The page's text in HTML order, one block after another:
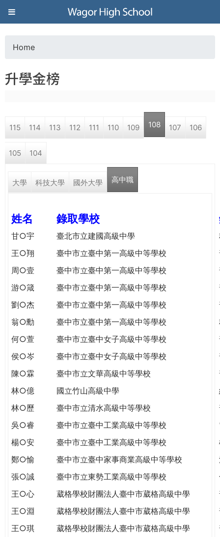
Jump to navigation
葳
格
高
學
格。
民。
TODAY
THE
WORLD
TOMORROW
PUTTING
YOU
THE
PATH
o
a
r
e
e
r
e
Home
升學金榜
115 114 113 112 111 110 109 108 107 106
105 104
大學 科技大學 國外大學 高中職
姓名 錄取學校
甘○宇 臺北市立建國高級中學
王○翔
臺中市立臺中第一高級中等學校
周○壹
臺中市立臺中第一高級中等學校
游○箴
臺中市立臺中第一高級中等學校
劉○杰
臺中市立臺中第一高級中等學校
翁○勳
臺中市立臺中第一高級中等學校
何○萱
臺中市立臺中女子高級中等學校
侯○岑
臺中市立臺中女子高級中等學校
陳○霖
臺中市立文華高級中等學校
林○億
國立竹山高級中學
林○歷
臺中市立清水高級中等學校
吳○睿
臺中市立臺中工業高級中等學校
楊○安
臺中市立臺中工業高級中等學校
鄭○愉
臺中市立臺中家事商業高級中等學校
張○誠
臺中市立東勢工業高級中等學校
王○心
葳格學校財團法人臺中市葳格高級中學
王○淵
葳格學校財團法人臺中市葳格高級中學
王○琪
葳格學校財團法人臺中市葳格高級中學